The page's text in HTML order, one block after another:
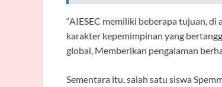
“AIESEC memiliki beberapa tujuan,
karakter kepemimpinan yang
global, Memberikan pengalaman
Sementara itu, salah satu siswa